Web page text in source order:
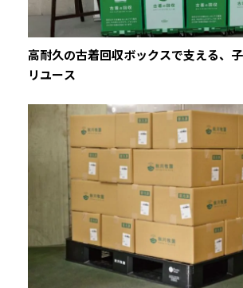
高耐久の古着回収ボックスで支える、
リユース